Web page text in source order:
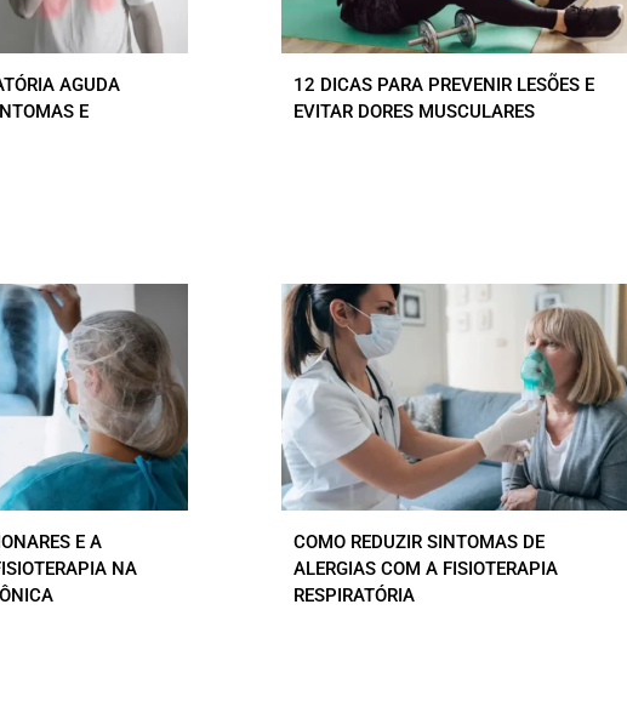
AGUDA
E
E A
NA
12 DICAS PARA PREVENIR LESÕES E
EVITAR DORES MUSCULARES
COMO REDUZIR SINTOMAS DE
ALERGIAS COM A FISIOTERAPIA
RESPIRATÓRIA